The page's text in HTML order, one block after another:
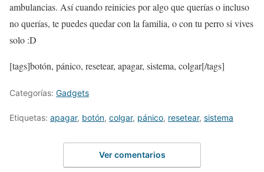
ambulancias. Así cuando reinicies por algo que querías o incluso
no querías, te puedes quedar con la familia, o con tu perro si vives
solo :D
[tags]botón, pánico, resetear, apagar, sistema, colgar[/tags]
Categorías: Gadgets
Etiquetas: apagar, botón, colgar, pánico, resetear, sistema
Ver comentarios